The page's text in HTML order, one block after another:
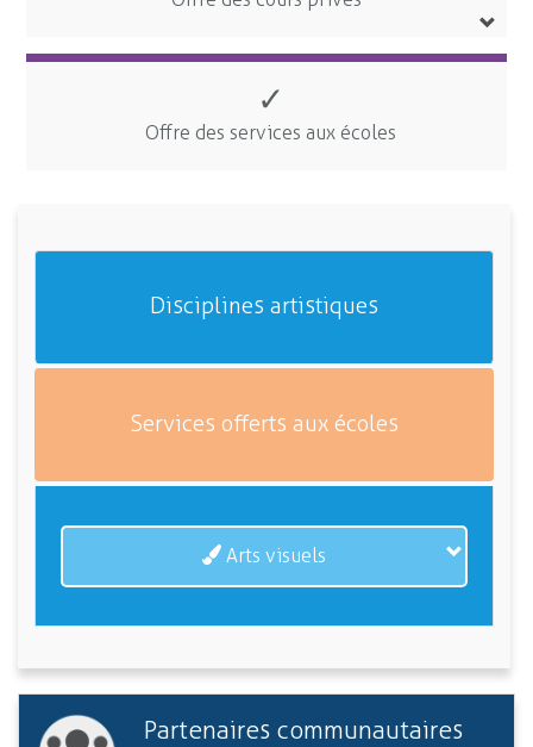
✓
Offre des services aux écoles
Disciplines artistiques
Services offerts aux écoles
Arts visuels
Partenaires communautaires